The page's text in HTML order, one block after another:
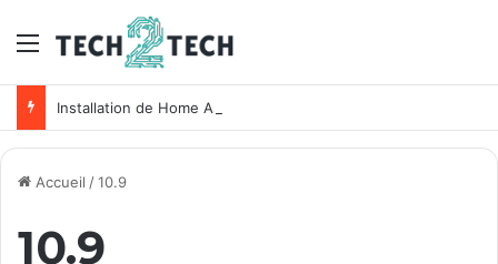
Menu
Installation de Home Assistant sur un NAS Synology
Accueil /10.9
10.9